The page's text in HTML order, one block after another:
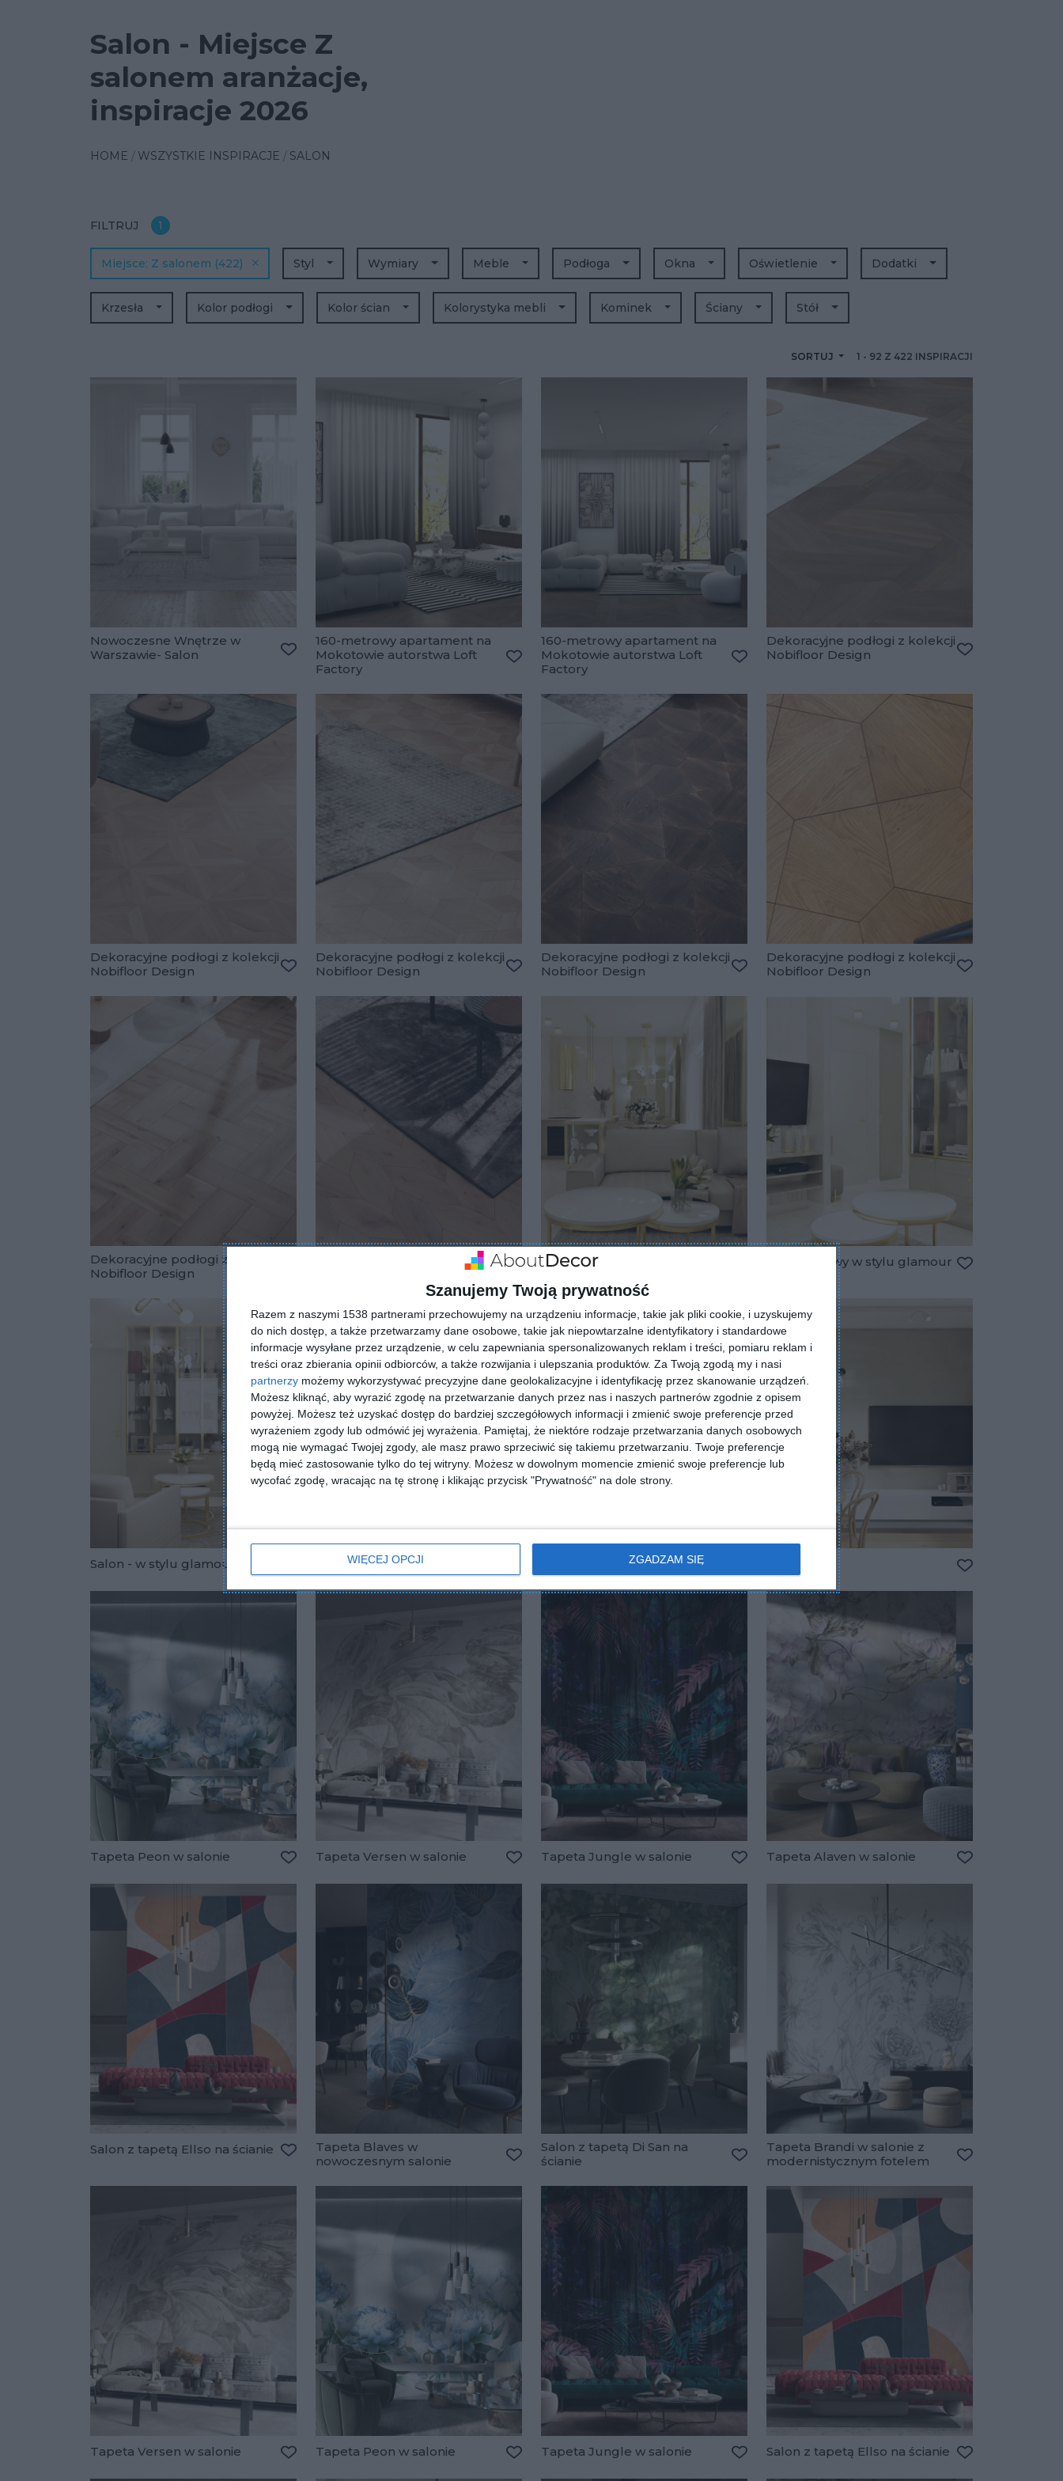
Szanujemy Twoją prywatność
Razem z naszymi 1538 partnerami przechowujemy na urządzeniu informacje, takie jak pliki cookie, i uzyskujemy
do nich dostęp, a także przetwarzamy dane osobowe, takie jak niepowtarzalne identyfikatory i standardowe
informacje wysyłane przez urządzenie, w celu zapewniania spersonalizowanych reklam i treści, pomiaru reklam i
treści oraz zbierania opinii odbiorców, a także rozwijania i ulepszania produktów. Za Twoją zgodą my i nasi
partnerzy możemy wykorzystywać precyzyjne dane geolokalizacyjne i identyfikację przez skanowanie urządzeń.
Możesz kliknąć, aby wyrazić zgodę na przetwarzanie danych przez nas i naszych partnerów zgodnie z opisem
powyżej. Możesz też uzyskać dostęp do bardziej szczegółowych informacji i zmienić swoje preferencje przed
wyrażeniem zgody lub odmówić jej wyrażenia.
Pamiętaj, że niektóre rodzaje przetwarzania danych osobowych
mogą nie wymagać Twojej zgody, ale masz prawo sprzeciwić się takiemu przetwarzaniu. Twoje preferencje
będą mieć zastosowanie tylko do tej witryny. Możesz w dowolnym momencie zmienić swoje preferencje lub
wycofać zgodę, wracając na tę stronę i klikając przycisk "Prywatność" na dole strony.
WIĘCEJ OPCJI ZGADZAM SIĘ
Salon - Miejsce Z
salonem aranżacje,
inspiracje 2026
HOME WSZYSTKIE INSPIRACJE SALON
FILTRUJ 1
SORTUJ 1 - 92 Z 422 INSPIRACJI
Styl
Z salonem (422)
Miejsce Wymiary Meble Podłoga Okna Oświetlenie Dodatki
Krzesła Kolor podłogi Kolor ścian Kolorystyka mebli Kominek Ściany Stół
Nowoczesne Wnętrze w
Warszawie- Salon
Dodaj do ulubionych
160-metrowy apartament na
Mokotowie autorstwa Loft
Factory
Dodaj do ulubionych
160-metrowy apartament na
Mokotowie autorstwa Loft
Factory
Dekoracyjne podłogi z kolekcji
Nobifloor Design
Dekoracyjne podłogi z kolekcji
Nobifloor Design
Dodaj do ulubionych
Dekoracyjne podłogi z kolekcji
Nobifloor Design
Dodaj do ulubionych
Dekoracyjne podłogi z kolekcji
Nobifloor Design
Dodaj do ulubionych
Dekoracyjne podłogi z kolekcji
Nobifloor Design
Dekoracyjne podłogi z kolekcji
Nobifloor Design
Dekoracyjne podłogi z kolekcji
Dodaj do ulubionych
Salon z kuchnią w stylu
Dodaj do ulubionych
Salon stylowy w stylu glamour
Salon - w stylu glamour Salon z kuchnią Salon z kuchnią
Dodaj do ulubionych
Tapeta Peon w salonie Tapeta Versen w salonie Tapeta Jungle w salonie Tapeta Alaven w salonie
Salon z tapetą Ellso na ścianie
Dodaj do ulubionych
Tapeta Blaves w
nowoczesnym salonie
Salon z tapetą Di San na
ścianie
Dodaj do ulubionych
Tapeta Brandi w salonie z
modernistycznym fotelem
Tapeta Versen w salonie Tapeta Peon w salonie Tapeta Jungle w salonie Salon z tapetą Ellso na ścianie